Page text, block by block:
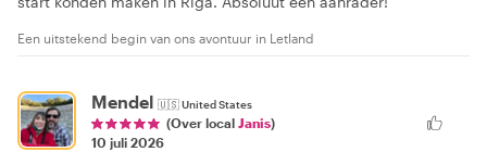
Een uitstekend begin van ons avontuur in Letland
Mendel 🇺🇸United States
(Over local Janis)
10 juli 2026